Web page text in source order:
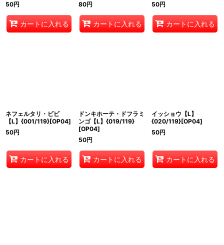
50円
カートに入れる
80円
カートに入れる
50円
カートに入れる
ネフェルタリ・ビビ
【L】{001/119}[OP04]
50円
カートに入れる
ドンキホーテ・ドフラミ
ンゴ【L】{019/119}
[OP04]
50円
カートに入れる
イッショウ【L】
{020/119}[OP04]
50円
カートに入れる